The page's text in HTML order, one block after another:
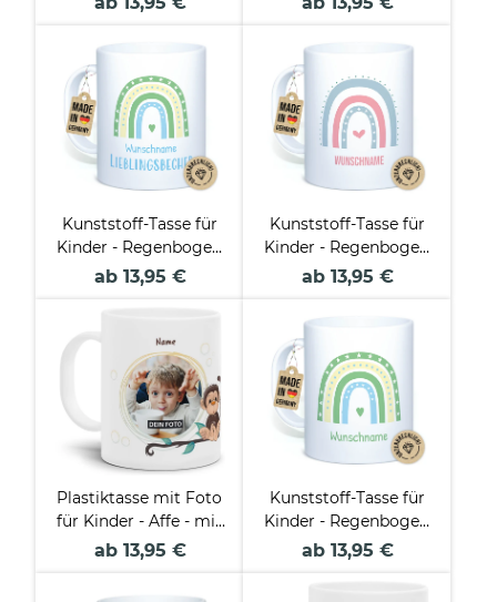
Kunststoff-Tasse für
Kinder - Regenbogen
Lieblingsbecher - mit
ab 13,95 €
Kunststoff-Tasse für
Kinder - Regenbogen
Mädchen - mit Name
ab 13,95 €
Plastiktasse mit Foto
für Kinder - Affe - mit
Name
ab 13,95 €
Kunststoff-Tasse für
Kinder - Regenbogen
Name - mit Name
ab 13,95 €